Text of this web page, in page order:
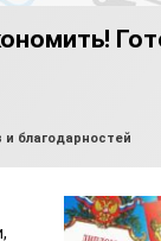
благодарностей